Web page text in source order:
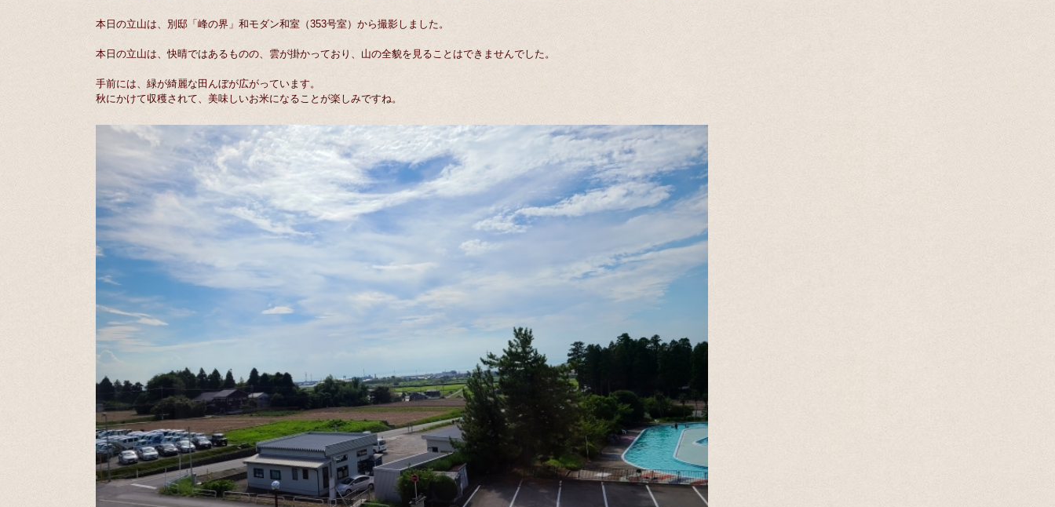
本日の立山は、別邸「峰の界」和モダン和室（353号室）から撮影しました。
本日の立山は、快晴ではあるものの、雲が掛かっており、山の全貌を見ることはできませんでした。
手前には、緑が綺麗な田んぼが広がっています。
秋にかけて収穫されて、美味しいお米になることが楽しみですね。